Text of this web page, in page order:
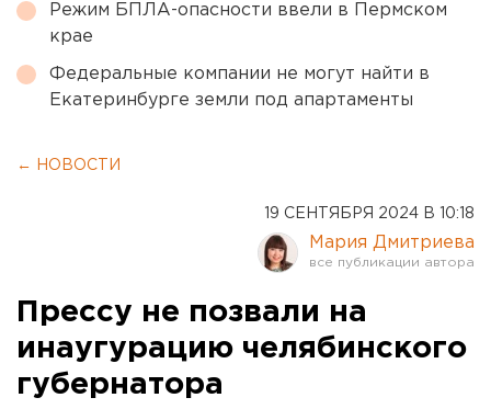
Режим БПЛА-опасности ввели в Пермском
крае
Федеральные компании не могут найти в
Екатеринбурге земли под апартаменты
← НОВОСТИ
19 СЕНТЯБРЯ 2024 В 10:18
Мария Дмитриева
Прессу не позвали на
инаугурацию челябинского
губернатора